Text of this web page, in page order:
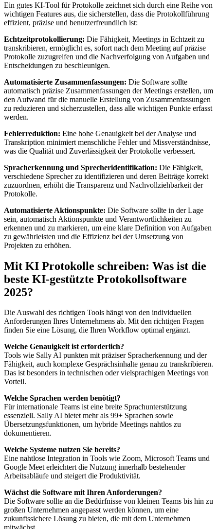
Ein gutes KI-Tool für Protokolle zeichnet sich durch eine Reihe von
wichtigen Features aus, die sicherstellen, dass die Protokollführung
effizient, präzise und benutzerfreundlich ist:
Echtzeitprotokollierung: Die Fähigkeit, Meetings in Echtzeit zu
transkribieren, ermöglicht es, sofort nach dem Meeting auf präzise
Protokolle zuzugreifen und die Nachverfolgung von Aufgaben und
Entscheidungen zu beschleunigen.
Automatisierte Zusammenfassungen: Die Software sollte
automatisch präzise Zusammenfassungen der Meetings erstellen, um
den Aufwand für die manuelle Erstellung von Zusammenfassungen
zu reduzieren und sicherzustellen, dass alle wichtigen Punkte erfasst
werden.
Fehlerreduktion: Eine hohe Genauigkeit bei der Analyse und
Transkription minimiert menschliche Fehler und Missverständnisse,
was die Qualität und Zuverlässigkeit der Protokolle verbessert.
Spracherkennung und Sprecheridentifikation: Die Fähigkeit,
verschiedene Sprecher zu identifizieren und deren Beiträge korrekt
zuzuordnen, erhöht die Transparenz und Nachvollziehbarkeit der
Protokolle.
Automatisierte Aktionspunkte: Die Software sollte in der Lage
sein, automatisch Aktionspunkte und Verantwortlichkeiten zu
erkennen und zu markieren, um eine klare Definition von Aufgaben
zu gewährleisten und die Effizienz bei der Umsetzung von
Projekten zu erhöhen.
Mit KI Protokolle schreiben: Was ist die
beste KI-gestützte Protokollsoftware
2025?
Die Auswahl des richtigen Tools hängt von den individuellen
Anforderungen Ihres Unternehmens ab. Mit den richtigen Fragen
finden Sie eine Lösung, die Ihren Workflow optimal ergänzt.
Welche Genauigkeit ist erforderlich?
Tools wie Sally AI punkten mit präziser Spracherkennung und der
Fähigkeit, auch komplexe Gesprächsinhalte genau zu transkribieren.
Das ist besonders in technischen oder vielsprachigen Meetings von
Vorteil.
Welche Sprachen werden benötigt?
Für internationale Teams ist eine breite Sprachunterstützung
essenziell. Sally AI bietet mehr als 99+ Sprachen sowie
Übersetzungsfunktionen, um hybride Meetings nahtlos zu
dokumentieren.
Welche Systeme nutzen Sie bereits?
Eine nahtlose Integration in Tools wie Zoom, Microsoft Teams und
Google Meet erleichtert die Nutzung innerhalb bestehender
Arbeitsabläufe und steigert die Produktivität.
Wächst die Software mit Ihren Anforderungen?
Die Software sollte an die Bedürfnisse von kleinen Teams bis hin zu
großen Unternehmen angepasst werden können, um eine
zukunftssichere Lösung zu bieten, die mit dem Unternehmen